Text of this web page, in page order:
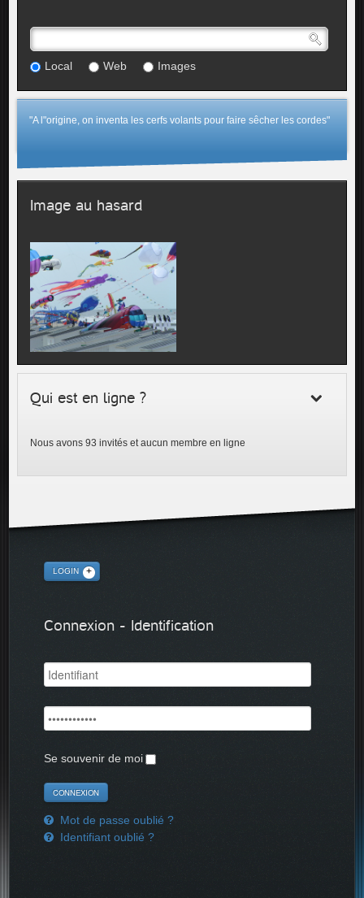
Local Web Images
"A l"origine, on inventa les cerfs volants pour faire sêcher les cordes"
Image au hasard
Qui est en ligne ?
Nous avons 93 invités et aucun membre en ligne
LOGIN
Connexion - Identification
Se souvenir de moi
Mot de passe oublié ?
Identifiant oublié ?